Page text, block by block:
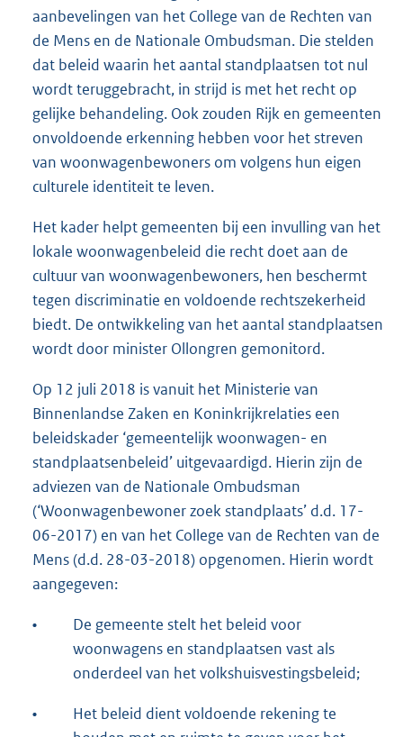
aanbevelingen van het College van de Rechten van
de Mens en de Nationale Ombudsman. Die stelden
dat beleid waarin het aantal standplaatsen tot nul
wordt teruggebracht, in strijd is met het recht op
gelijke behandeling. Ook zouden Rijk en gemeenten
onvoldoende erkenning hebben voor het streven
van woonwagenbewoners om volgens hun eigen
culturele identiteit te leven.
Het kader helpt gemeenten bij een invulling van het
lokale woonwagenbeleid die recht doet aan de
cultuur van woonwagenbewoners, hen beschermt
tegen discriminatie en voldoende rechtszekerheid
biedt. De ontwikkeling van het aantal standplaatsen
wordt door minister Ollongren gemonitord.
Op 12 juli 2018 is vanuit het Ministerie van
Binnenlandse Zaken en Koninkrijkrelaties een
beleidskader ‘gemeentelijk woonwagen- en
standplaatsenbeleid’ uitgevaardigd. Hierin zijn de
adviezen van de Nationale Ombudsman
(‘Woonwagenbewoner zoek standplaats’ d.d. 17-
06-2017) en van het College van de Rechten van de
Mens (d.d. 28-03-2018) opgenomen. Hierin wordt
aangegeven:
•
De gemeente stelt het beleid voor
woonwagens en standplaatsen vast als
onderdeel van het volkshuisvestingsbeleid;
•
Het beleid dient voldoende rekening te